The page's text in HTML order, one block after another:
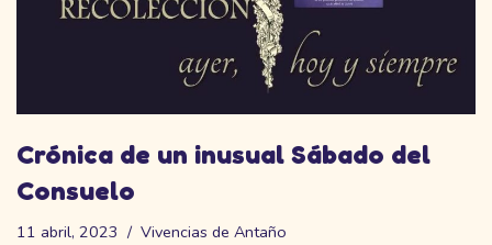
Crónica de un inusual Sábado del
Consuelo
11 abril, 2023 Vivencias de Antaño